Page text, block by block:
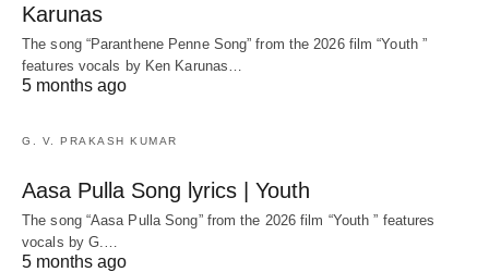
Karunas
The song “Paranthene Penne Song” from the 2026 film “Youth ”
features vocals by Ken Karunas…
5 months ago
G. V. PRAKASH KUMAR
Aasa Pulla Song lyrics | Youth
The song “Aasa Pulla Song” from the 2026 film “Youth ” features
vocals by G.…
5 months ago